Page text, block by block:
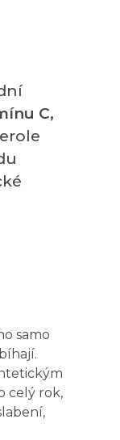
C,
samo
celý rok,